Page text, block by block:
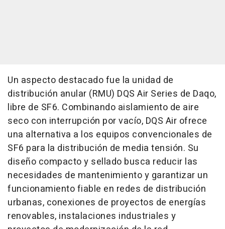
Un aspecto destacado fue la unidad de
distribución anular (RMU) DQS Air Series de Daqo,
libre de SF6. Combinando aislamiento de aire
seco con interrupción por vacío, DQS Air ofrece
una alternativa a los equipos convencionales de
SF6 para la distribución de media tensión. Su
diseño compacto y sellado busca reducir las
necesidades de mantenimiento y garantizar un
funcionamiento fiable en redes de distribución
urbanas, conexiones de proyectos de energías
renovables, instalaciones industriales y